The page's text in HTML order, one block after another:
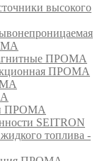
высокого
ПРОМА
ПРОМА
ПРОМА
SEITRON
топлива -